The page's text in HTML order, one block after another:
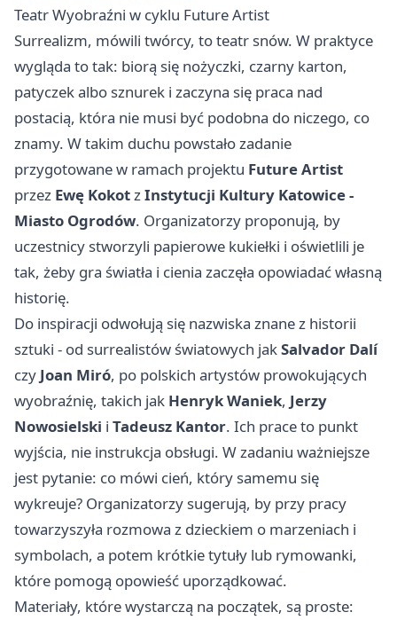
Teatr Wyobraźni w cyklu Future Artist
Surrealizm, mówili twórcy, to teatr snów. W praktyce
wygląda to tak: biorą się nożyczki, czarny karton,
patyczek albo sznurek i zaczyna się praca nad
postacią, która nie musi być podobna do niczego, co
znamy. W takim duchu powstało zadanie
przygotowane w ramach projektu Future Artist
przez Ewę KokotzInstytucji Kultury Katowice -
Miasto Ogrodów. Organizatorzy proponują, by
uczestnicy stworzyli papierowe kukiełki i oświetlili je
tak, żeby gra światła i cienia zaczęła opowiadać własną
historię.
Do inspiracji odwołują się nazwiska znane z historii
sztuki - od surrealistów światowych jakSalvador Dalí
czy Joan Miró, po polskich artystów prowokujących
wyobraźnię, takich jak Henryk Waniek, Jerzy
Nowosielski i Tadeusz Kantor. Ich prace to punkt
wyjścia, nie instrukcja obsługi. W zadaniu ważniejsze
jest pytanie: co mówi cień, który samemu się
wykreuje? Organizatorzy sugerują, by przy pracy
towarzyszyła rozmowa z dzieckiem o marzeniach i
symbolach, a potem krótkie tytuły lub rymowanki,
które pomogą opowieść uporządkować.
Materiały, które wystarczą na początek, są proste: